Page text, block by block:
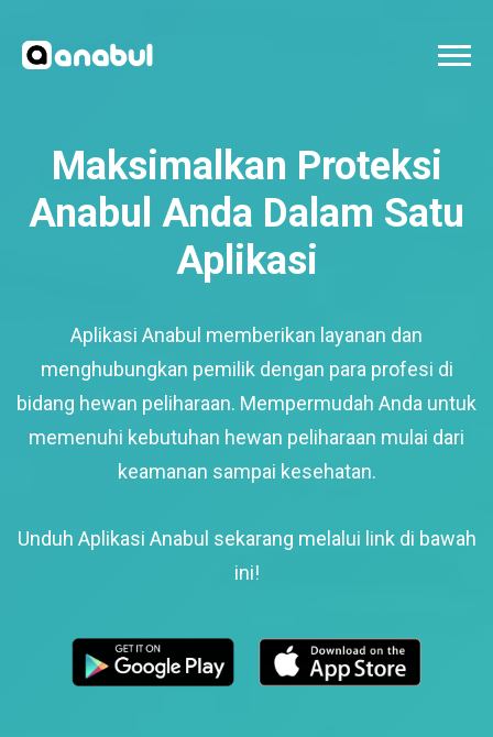
Maksimalkan Proteksi
Anabul Anda Dalam Satu
Aplikasi
Aplikasi Anabul memberikan layanan dan
menghubungkan pemilik dengan para profesi di
bidang hewan peliharaan. Mempermudah Anda untuk
memenuhi kebutuhan hewan peliharaan mulai dari
keamanan sampai kesehatan.
Unduh Aplikasi Anabul sekarang melalui link di bawah
ini!